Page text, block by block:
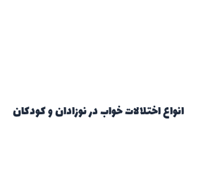
انواع اختلالات خواب در نوزادان و کودکان